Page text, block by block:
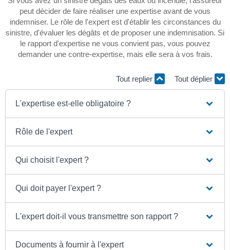
peut décider de faire réaliser une expertise avant de vous
indemniser. Le rôle de l'expert est d'établir les circonstances du
sinistre, d'évaluer les dégâts et de proposer une indemnisation. Si
le rapport d'expertise ne vous convient pas, vous pouvez
demander une contre-expertise, mais elle sera à vos frais.
Tout replier Tout déplier
L'expertise est-elle obligatoire ?
Rôle de l'expert
Qui choisit l'expert ?
Qui doit payer l'expert ?
L'expert doit-il vous transmettre son rapport ?
Documents à fournir à l'expert